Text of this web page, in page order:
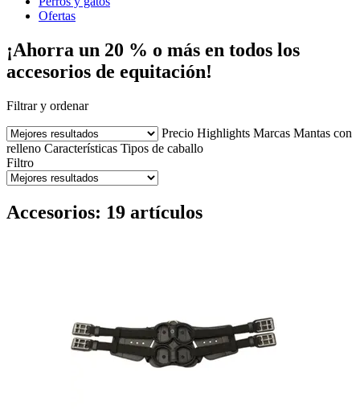
Ofertas
¡Ahorra un 20 % o más en todos los
accesorios de equitación!
Filtrar y ordenar
Precio Highlights Marcas Mantas con
relleno Características Tipos de caballo
Filtro
Accesorios: 19 artículos